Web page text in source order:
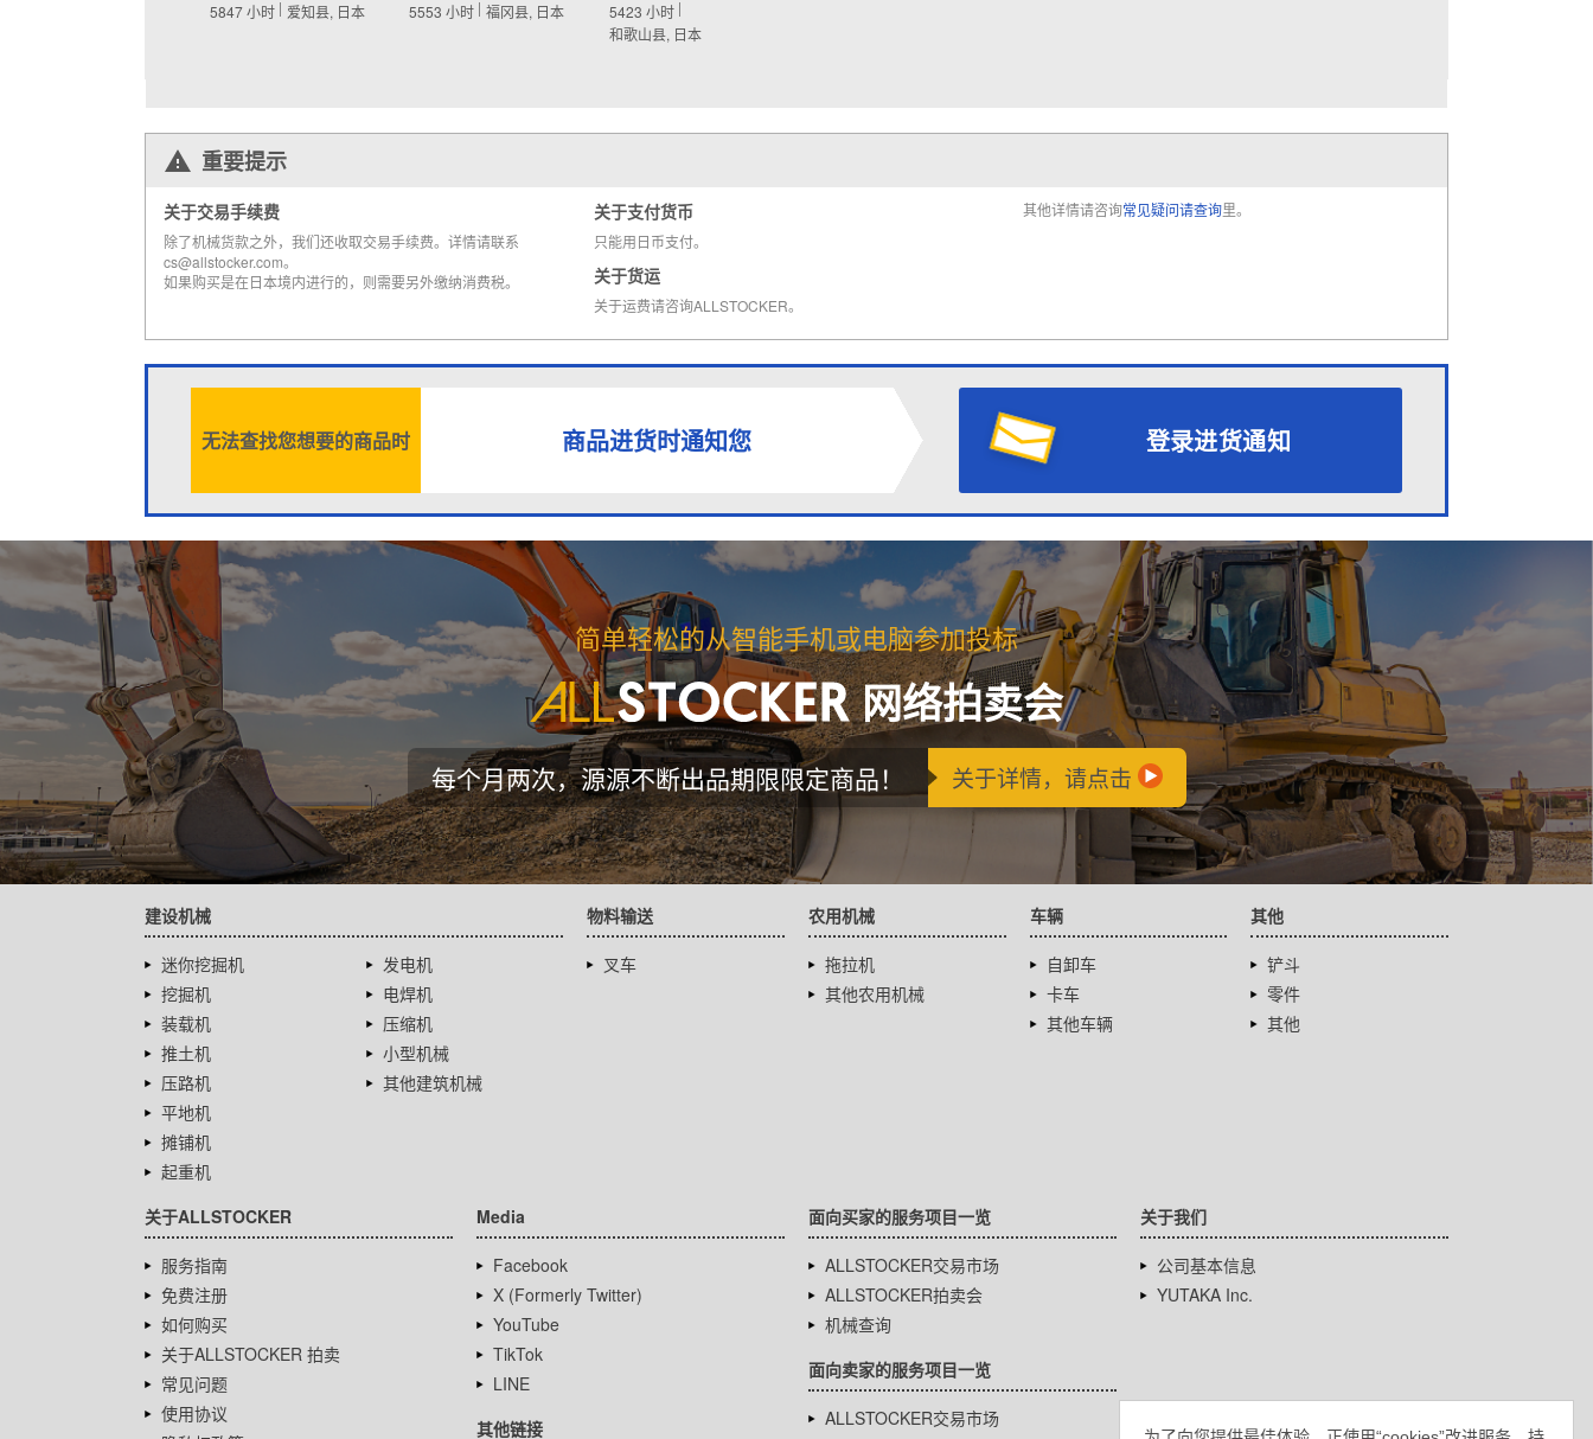
5847小时 爱知县, 日本
5553 小时 福冈县, 日本
5423 小时
和歌山县, 日本
重要提示
关于交易手续费
除了机械货款之外，我们还收取交易手续费。详情请联系
cs@allstocker.com。
如果购买是在日本境内进行的，则需要另外缴纳消费税。
关于支付货币
只能用日币支付。
关于货运
关于运费请咨询ALLSTOCKER。
其他详情请咨询常见疑问请查询里。
无法查找您想要的商品时 商品进货时通知您 登录进货通知
简单轻松的从智能手机或电脑参加投标
网络拍卖会
每个月两次，源源不断出品期限限定商品！ 关于详情，请点击
建设机械
迷你挖掘机
挖掘机
装载机
推土机
压路机
平地机
摊铺机
起重机
发电机
电焊机
压缩机
小型机械
其他建筑机械
物料输送
叉车
农用机械
拖拉机
其他农用机械
车辆
自卸车
卡车
其他车辆
其他
铲斗
零件
其他
关于ALLSTOCKER
服务指南
免费注册
如何购买
关于ALLSTOCKER 拍卖
常见问题
使用协议
Media
Facebook
X (Formerly Twitter)
YouTube
TikTok
LINE
其他链接
面向买家的服务项目一览
ALLSTOCKER交易市场
ALLSTOCKER拍卖会
机械查询
面向卖家的服务项目一览
ALLSTOCKER交易市场
关于我们
公司基本信息
YUTAKA Inc.